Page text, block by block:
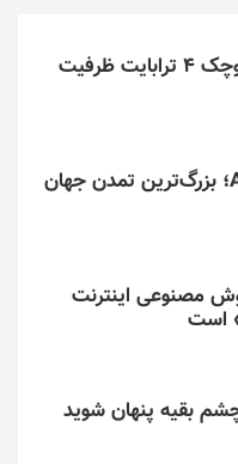
این کارت حافظه کوچک ۴ ترابایت ظرفیت
بازی/ Age of 2048؛ بزرگ‌ترین تمدن جهان
مصنوعی اینترنت
است